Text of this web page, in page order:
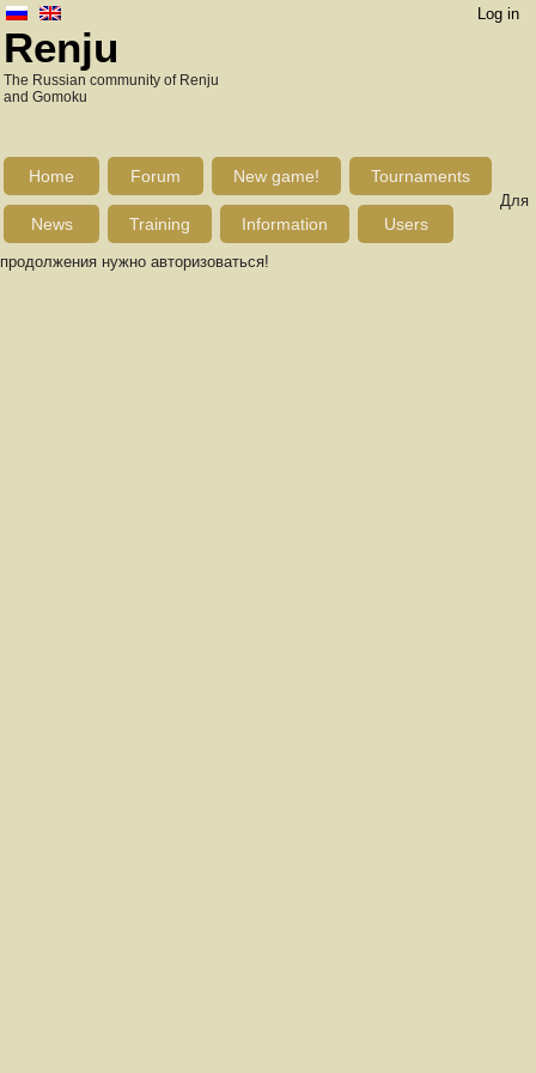
Log in
Renju
The Russian community of Renju
and Gomoku
Home Forum New game! Tournaments
News Training Information Users
Для
продолжения нужно авторизоваться!